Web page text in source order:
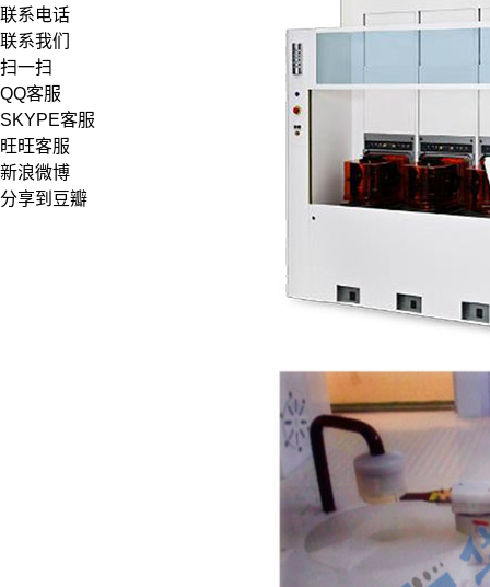
联系电话
联系我们
扫一扫
QQ客服
SKYPE客服
旺旺客服
新浪微博
分享到豆瓣